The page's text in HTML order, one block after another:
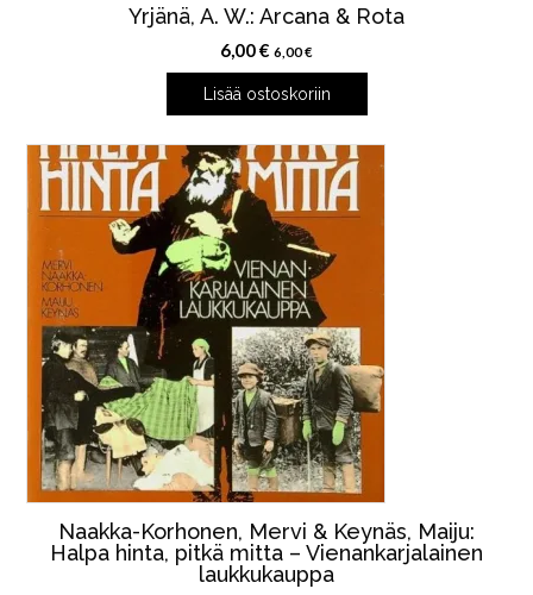
Yrjänä, A. W.: Arcana & Rota
6,00€ 6,00€
Lisää ostoskoriin
Naakka-Korhonen, Mervi & Keynäs, Maiju:
Halpa hinta, pitkä mitta – Vienankarjalainen
laukkukauppa